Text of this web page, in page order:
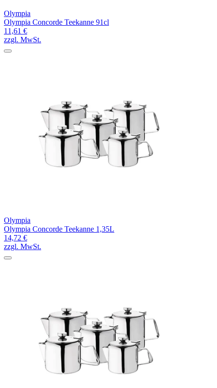
Olympia
Olympia Concorde Teekanne 91cl
11,61 €
zzgl. MwSt.
Olympia
Olympia Concorde Teekanne 1,35L
14,72 €
zzgl. MwSt.